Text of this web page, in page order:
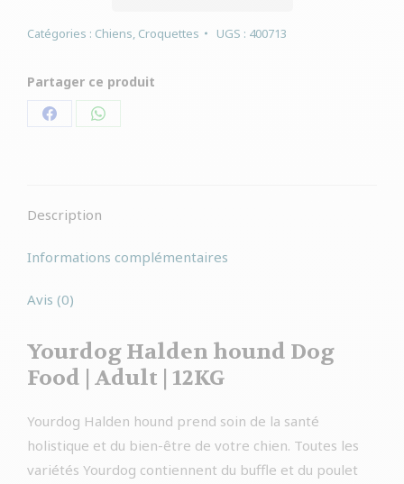
Catégories : Chiens, Croquettes UGS : 400713
Partager ce produit
PartagerPartager
Description
Informations complémentaires
Avis (0)
Yourdog Halden hound Dog
Food | Adult | 12KG
Yourdog Halden hound prend soin de la santé
holistique et du bien-être de votre chien. Toutes les
variétés Yourdog contiennent du buffle et du poulet